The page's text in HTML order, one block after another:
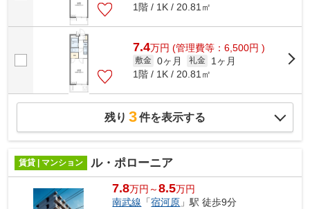
1階 / 1K / 20.81㎡
7.4万円 (管理費等：6,500円 )
敷金 0ヶ月 礼金
1ヶ月
1階 / 1K / 20.81㎡
残り 3件を表示する
賃貸 | マンション ル・ポローニア
7.8万円～8.5万円
南武線 「宿河原 」駅 徒歩9分